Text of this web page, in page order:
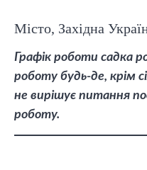
Місто, Західна
Графік роботи садка
роботу будь-де, крім
не вирішує питання
роботу.